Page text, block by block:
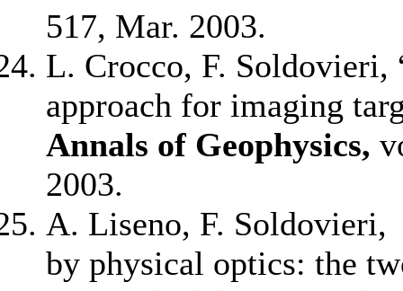
517, Mar. 2003.
L. Crocco, F. Soldovieri,
approach for imaging
Annals of Geophysics,
2003.
A. Liseno, F.
by physical optics: the